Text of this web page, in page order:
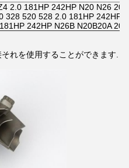
2.0 181HP 242HP N20 N26
328 520 528 2.0 181HP 242HP
242HP N26B N20B20A
れを使用することができます.